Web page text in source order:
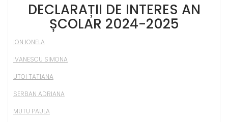
DECLARAȚII DE INTERES AN
ȘCOLAR 2024-2025
ION IONELA
IVANESCU SIMONA
UTOI TATIANA
SERBAN ADRIANA
MUTU PAULA